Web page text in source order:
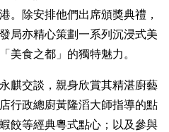
。除安排他們出席頒獎典禮，
局亦精心策劃一系列沉浸式美
美食之都」的獨特魅力。
麒交談，親身欣賞其精湛廚藝
行政總廚黃隆滔大師指導的點
餃等經典粵式點心；以及參與